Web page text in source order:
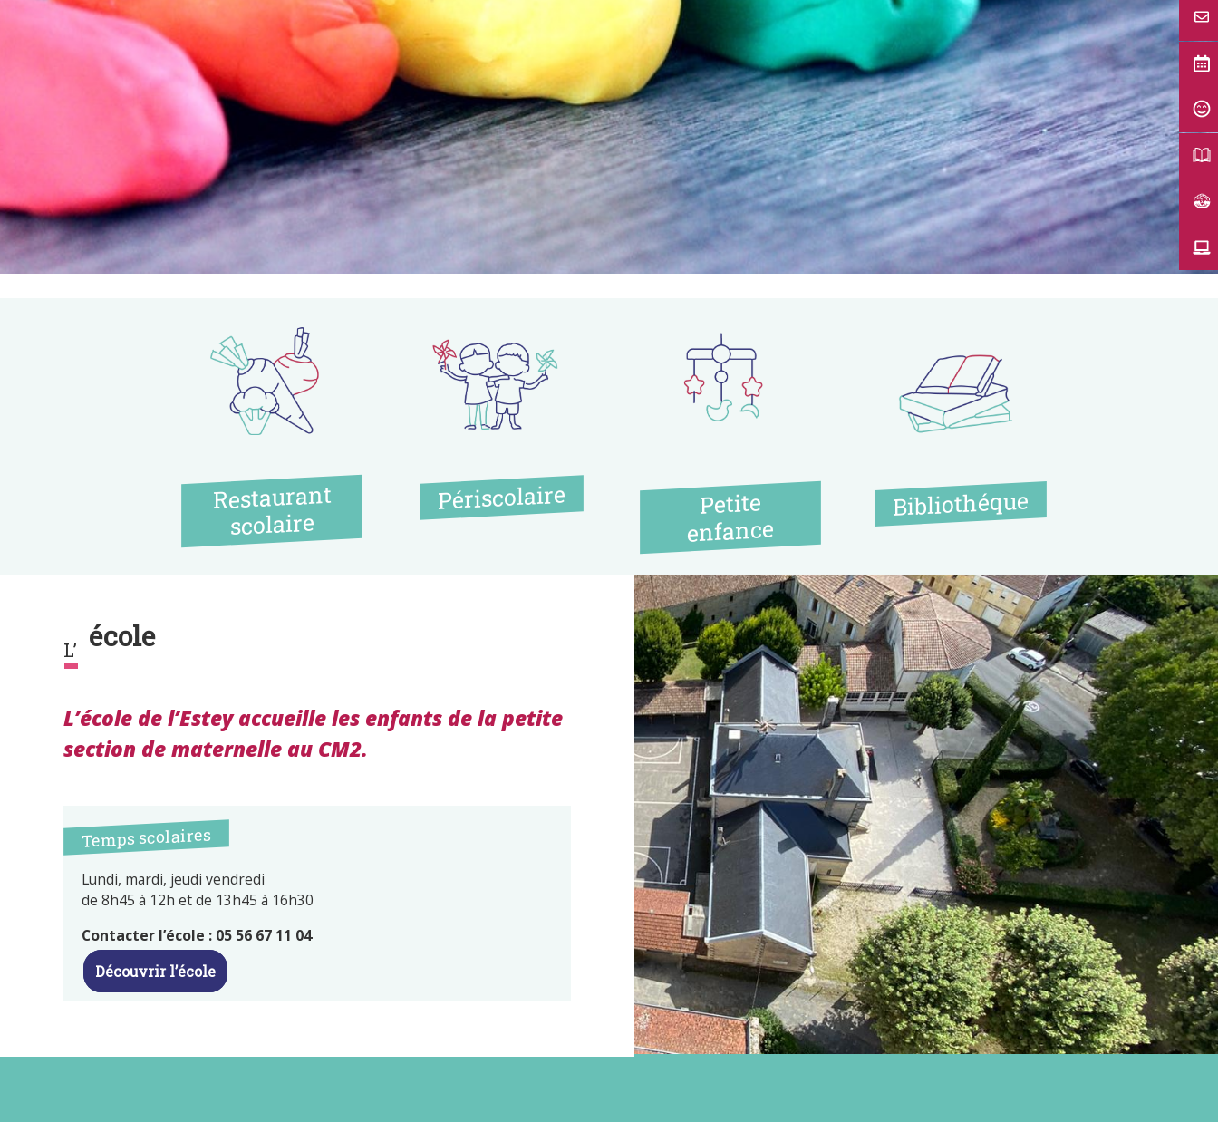
Restaurant
scolaire
Périscolaire Petite
enfance
Bibliothéque
L’ école
L’école de l’Estey accueille les enfants de la petite
section de maternelle au CM2.
Temps scolaires
Lundi, mardi, jeudi vendredi
de 8h45 à 12h et de 13h45 à 16h30
Contacter l’école : 05 56 67 11 04
Découvrir l’école